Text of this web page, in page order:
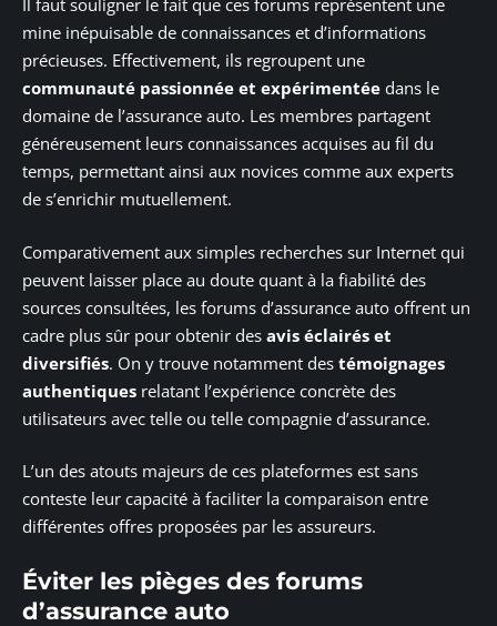
Il faut souligner le fait que ces forums représentent une
mine inépuisable de connaissances et d’informations
précieuses. Effectivement, ils regroupent une
communauté passionnée et expérimentée dans le
domaine de l’assurance auto. Les membres partagent
généreusement leurs connaissances acquises au fil du
temps, permettant ainsi aux novices comme aux experts
de s’enrichir mutuellement.
Comparativement aux simples recherches sur Internet qui
peuvent laisser place au doute quant à la fiabilité des
sources consultées, les forums d’assurance auto offrent un
cadre plus sûr pour obtenir des avis éclairés et
diversifiés. On y trouve notamment des témoignages
authentiques relatant l’expérience concrète des
utilisateurs avec telle ou telle compagnie d’assurance.
L’un des atouts majeurs de ces plateformes est sans
conteste leur capacité à faciliter la comparaison entre
différentes offres proposées par les assureurs.
Éviter les pièges des forums
d’assurance auto